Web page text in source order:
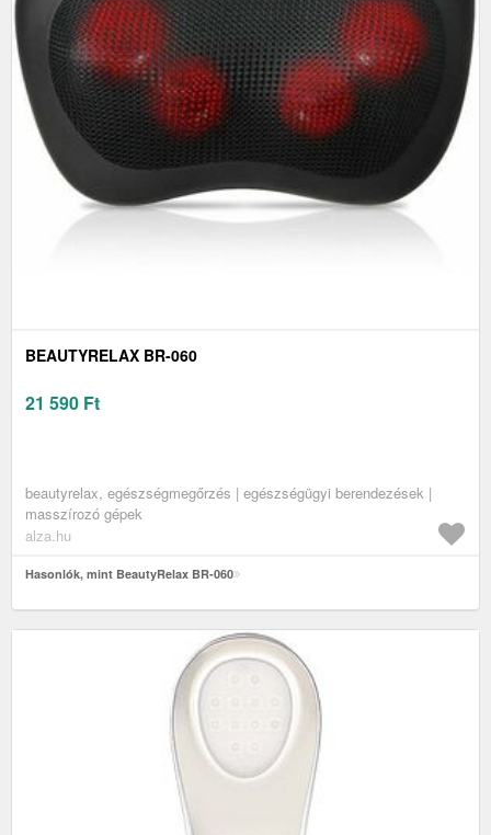
BEAUTYRELAX BR-060
21 590 Ft
beautyrelax, egészségmegőrzés | egészségügyi berendezések |
masszírozó gépek
alza.hu
Hasonlók, mint BeautyRelax BR-060